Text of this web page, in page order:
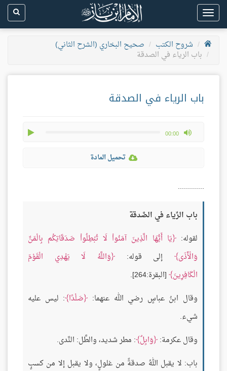
Toggle
navigation
شروح الكتب
صحيح البخاري (الشرح الثاني)
باب الرياء في الصدقة
باب الرياء في الصدقة
00:00
max volume
تحميل المادة
.............
باب الرِّياء في الصَّدقة
لقوله: يَا أَيُّهَا الَّذِينَ آمَنُواْ لَا تُبْطِلُواْ صَدَقَاتِكُم بِالْمَنِّ
وَالْأَذَى
إلى قوله:
وَاللَّهُ لَا يَهْدِي الْقَوْمَ
الْكَافِرِينَ [البقرة:264].
وقال ابنُ عباسٍ رضي الله عنهما:
صَلْدًا : ليس عليه
شيء.
وقال عكرمة: وَابِلٌ : مطر شديد، والطَّل: النَّدى.
باب: لا يقبل اللهُ صدقةً من غلولٍ، ولا يقبل إلا من كسبٍ